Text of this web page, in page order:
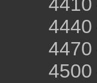
4410
4440
4470
4500